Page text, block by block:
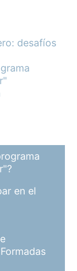
desafíos
en el